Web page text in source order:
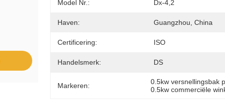
Model Nr.: Dx-4,2
Haven: Guangzhou, China
Certificering: ISO
Handelsmerk: DS
Markeren: 0.5kw versnellingsbak
0.5kw commerciële